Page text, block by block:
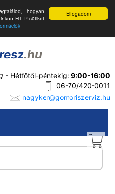
Elfogadom
hogyan
HTTP-sütiket
.hu
- Hétfőtől-péntekig: 9:00-16:00
06-70/420-0011
nagyker@gomoriszerviz.hu